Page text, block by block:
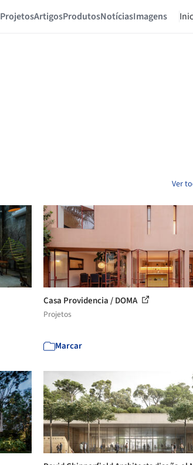
ProjetosArtigosProdutosNotíciasImagens
Ver
Casa Providencia / DOMA
Projetos
Marcar